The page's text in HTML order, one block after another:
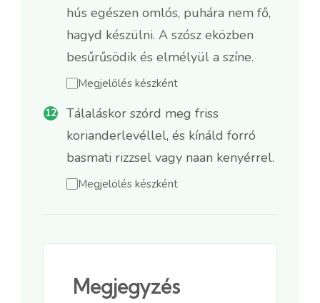
hús egészen omlós, puhára nem fő,
hagyd készülni. A szósz eközben
besűrűsödik és elmélyül a színe.
Megjelölés készként
Tálaláskor szórd meg friss
korianderlevéllel, és kínáld forró
basmati rizzsel vagy naan kenyérrel.
Megjelölés készként
Megjegyzés